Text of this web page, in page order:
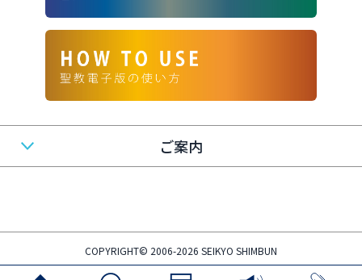
ご案内
COPYRIGHT© 2006-2026 SEIKYO SHIMBUN